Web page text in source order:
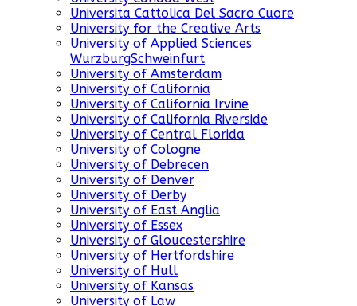
Universita Cattolica Del Sacro Cuore
University for the Creative Arts
University of Applied Sciences
WurzburgSchweinfurt
University of Amsterdam
University of California
University of California Irvine
University of California Riverside
University of Central Florida
University of Cologne
University of Debrecen
University of Denver
University of Derby
University of East Anglia
University of Essex
University of Gloucestershire
University of Hertfordshire
University of Hull
University of Kansas
University of Law